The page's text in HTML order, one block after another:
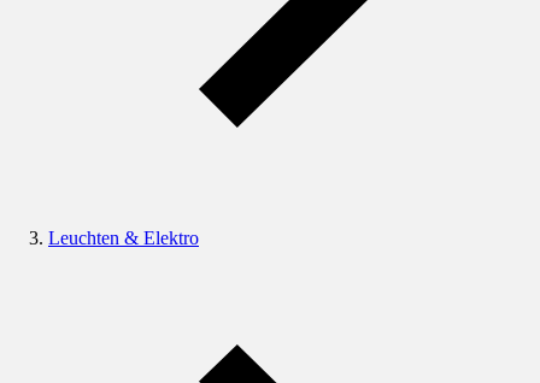
Leuchten & Elektro